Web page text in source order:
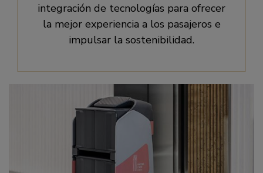
integración de tecnologías para ofrecer
la mejor experiencia a los pasajeros e
impulsar la sostenibilidad.